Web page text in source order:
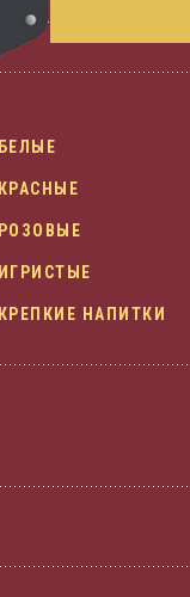
БЕЛЫЕ
КРАСНЫЕ
РОЗОВЫЕ
ИГРИСТЫЕ
КРЕПКИЕ НАПИТКИ